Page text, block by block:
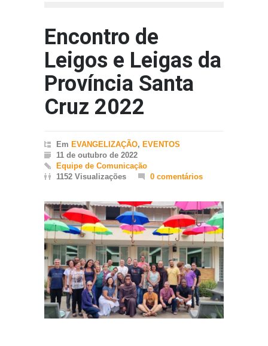
Encontro de
Leigos e Leigas da
Província Santa
Cruz 2022
Em EVANGELIZAÇÃO, EVENTOS
11 de outubro de 2022
Equipe de Comunicação
1152 Visualizações
0 comentários